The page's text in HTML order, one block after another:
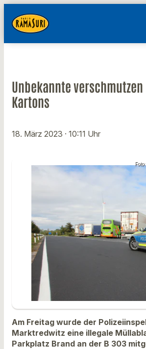
Unbekannte
Kartons
18. März 2023 · 10:11 Uhr
Am Freitag wurde der
Marktredwitz eine illegale
Parkplatz Brand an der B 303